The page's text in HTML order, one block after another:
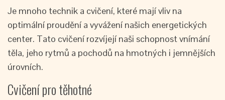
Je mnoho technik a cvičení, které mají vliv na
optimální proudění a vyvážení našich energetických
center. Tato cvičení rozvíjejí naši schopnost vnímání
těla, jeho rytmů a pochodů na hmotných i jemnějších
úrovních.
Cvičení pro těhotné